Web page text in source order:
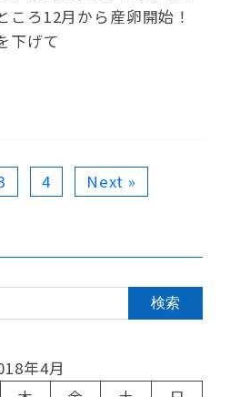
ろ12月から産卵開始！
下げて
4 Next »
年4月